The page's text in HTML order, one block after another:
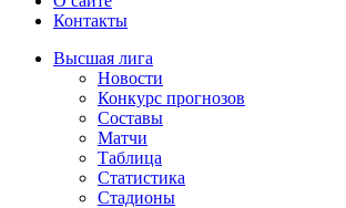
Контакты
Высшая лига
Новости
Конкурс прогнозов
Составы
Матчи
Таблица
Статистика
Стадионы